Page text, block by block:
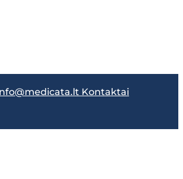
Kontaktai